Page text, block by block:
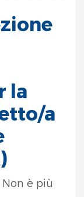
la
a
Non è più